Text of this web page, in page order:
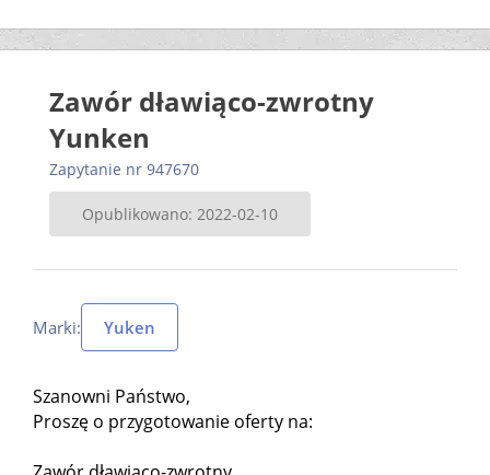
Zawór dławiąco-zwrotny
Yunken
Zapytanie nr 947670
Opublikowano: 2022-02-10
Marki: Yuken
Szanowni Państwo,
Proszę o przygotowanie oferty na: